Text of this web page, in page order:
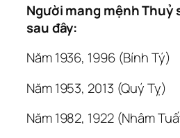
Người mang mệnh Thuỷ
sau đây:
Năm 1936, 1996 (Bính Tý)
Năm 1953, 2013 (Quý Tỵ)
Năm 1982, 1922 (Nhâm